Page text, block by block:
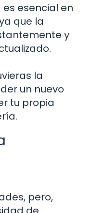
esencial en
que la
y
la
un nuevo
tu propia
pero,